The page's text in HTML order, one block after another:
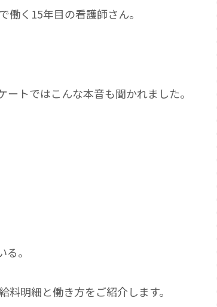
く15年目の看護師さん。
トではこんな本音も聞かれました。
。
明細と働き方をご紹介します。